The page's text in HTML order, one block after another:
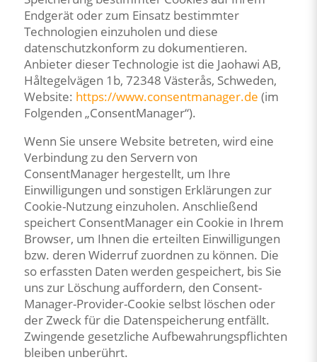
Endgerät oder zum Einsatz bestimmter
Technologien einzuholen und diese
datenschutzkonform zu dokumentieren.
Anbieter dieser Technologie ist die Jaohawi AB,
Håltegelvägen 1b, 72348 Västerås, Schweden,
Website: https://www.consentmanager.de (im
Folgenden „ConsentManager“).
Wenn Sie unsere Website betreten, wird eine
Verbindung zu den Servern von
ConsentManager hergestellt, um Ihre
Einwilligungen und sonstigen Erklärungen zur
Cookie-Nutzung einzuholen. Anschließend
speichert ConsentManager ein Cookie in Ihrem
Browser, um Ihnen die erteilten Einwilligungen
bzw. deren Widerruf zuordnen zu können. Die
so erfassten Daten werden gespeichert, bis Sie
uns zur Löschung auffordern, den Consent-
Manager-Provider-Cookie selbst löschen oder
der Zweck für die Datenspeicherung entfällt.
Zwingende gesetzliche Aufbewahrungspflichten
bleiben unberührt.